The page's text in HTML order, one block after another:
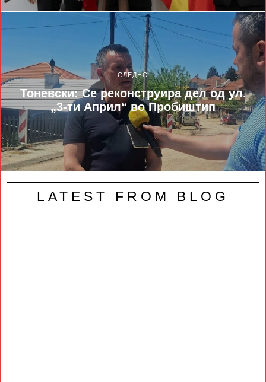
СЛЕДНО
Тоневски: Се реконструира дел од ул.
„3-ти Април“ во Пробиштип
LATEST FROM BLOG